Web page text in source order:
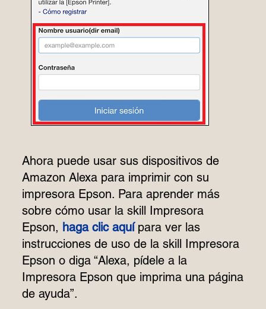
Ahora puede usar sus dispositivos de
Amazon Alexa para imprimir con su
impresora Epson. Para aprender más
sobre cómo usar la skill Impresora
Epson, haga clic aquípara ver las
instrucciones de uso de la skill Impresora
Epson o diga “Alexa, pídele a la
Impresora Epson que imprima una página
de ayuda”.